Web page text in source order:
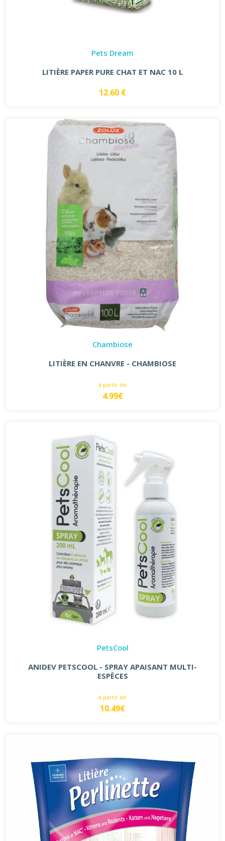
Pets Dream
LITIÈRE PAPER PURE CHAT ET NAC 10 L
12.60 €
Chambiose
LITIÈRE EN CHANVRE - CHAMBIOSE
à partir de
4.99€
PetsCool
ANIDEV PETSCOOL - SPRAY APAISANT MULTI-
ESPÈCES
à partir de
10.49€